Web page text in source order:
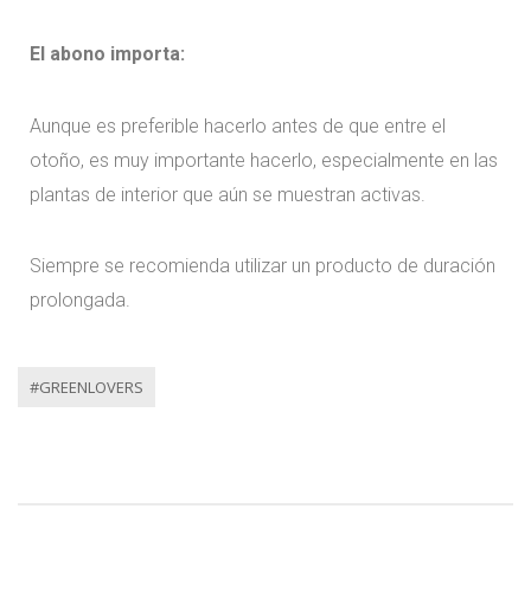
El abono importa:
Aunque es preferible hacerlo antes de que entre el
otoño, es muy importante hacerlo, especialmente en las
plantas de interior que aún se muestran activas.
Siempre se recomienda utilizar un producto de duración
prolongada.
#GREENLOVERS